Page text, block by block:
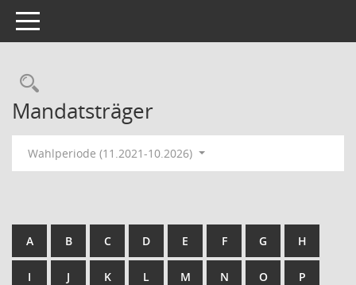
Toggle navigation
Rechercheauswahl
Mandatsträger
Wahlperiode (11.2021-10.2026)
A B C D E F G H
I J K L M N O P